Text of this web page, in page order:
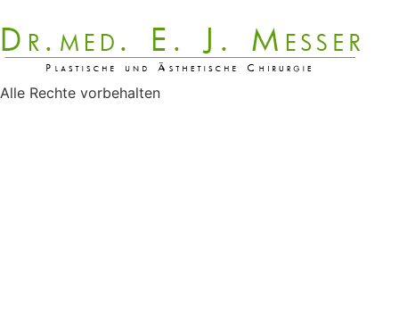
Alle Rechte vorbehalten